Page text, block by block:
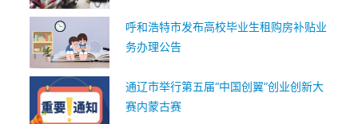
呼和浩特市发布高校毕业生租购房补贴业
务办理公告
通辽市举行第五届“中国创翼”创业创新大
赛内蒙古赛